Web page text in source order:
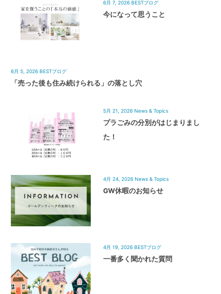
6月 7, 2026 BESTブログ
今になって思うこと
6月 5, 2026 BESTブログ
「売った後も住み続けられる」の落とし穴
5月 21, 2026 News & Topics
プラごみの分別がはじまりまし
た！
4月 24, 2026 News & Topics
GW休暇のお知らせ
4月 19, 2026 BESTブログ
一番多く聞かれた質問